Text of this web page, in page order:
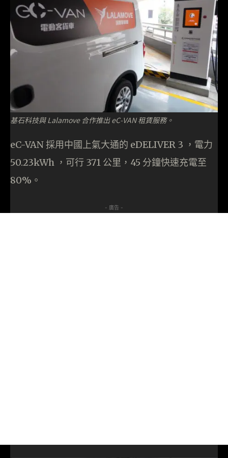
基石科技與 Lalamove 合作推出 eC-VAN 租賃服務。
eC-VAN 採用中國上氣大通的 eDELIVER 3 ，電力
50.23kWh ，可行 371 公里，45 分鐘快速充電至
80%。
- 廣告 -